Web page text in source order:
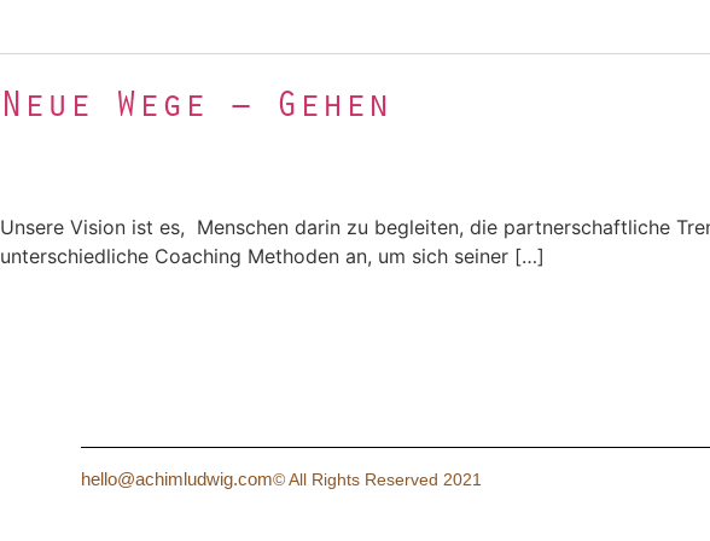
Neue Wege – Gehen
Unsere Vision ist es, Menschen darin zu begleiten, die partnerschaftliche
unterschiedliche Coaching Methoden an, um sich seiner […]
hello@achimludwig.com© All Rights Reserved 2021